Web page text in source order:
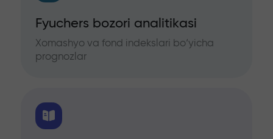
Fyuchers bozori analitikasi
Xomashyo va fond indekslari bo‘yicha
prognozlar